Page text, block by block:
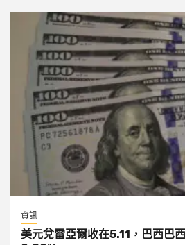
資訊
美元兌雷亞爾收在5.11，巴西巴